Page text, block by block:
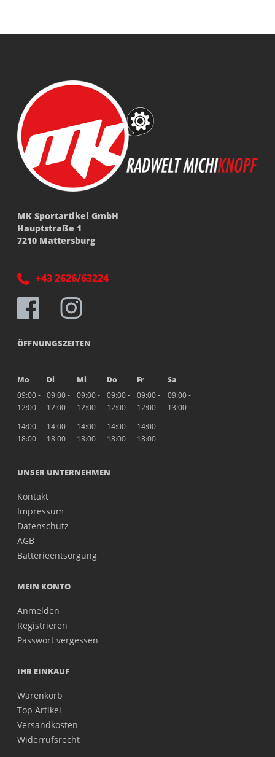
MK Sportartikel GmbH
Hauptstraße 1
7210 Mattersburg
+43 2626/63224
ÖFFNUNGSZEITEN
Mo Di Mi Do Fr
Sa
09:00 -
12:00
09:00 -
12:00
09:00 -
12:00
09:00 -
12:00
09:00 -
12:00
09:00 -
13:00
14:00 -
18:00
14:00 -
18:00
14:00 -
18:00
14:00 -
18:00
14:00 -
18:00
UNSER UNTERNEHMEN
Kontakt
Impressum
Datenschutz
AGB
Batterieentsorgung
MEIN KONTO
Anmelden
Registrieren
Passwort vergessen
IHR EINKAUF
Warenkorb
Top Artikel
Versandkosten
Widerrufsrecht